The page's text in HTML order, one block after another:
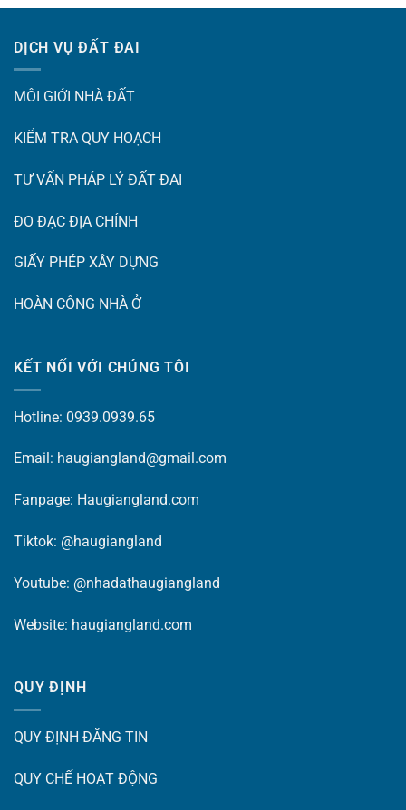
DỊCH VỤ ĐẤT ĐAI
MÔI GIỚI NHÀ ĐẤT
KIỂM TRA QUY HOẠCH
TƯ VẤN PHÁP LÝ ĐẤT ĐAI
ĐO ĐẠC ĐỊA CHÍNH
GIẤY PHÉP XÂY DỰNG
HOÀN CÔNG NHÀ Ở
KẾT NỐI VỚI CHÚNG TÔI
Hotline: 0939.0939.65
Email: haugiangland@gmail.com
Fanpage: Haugiangland.com
Tiktok: @haugiangland
Youtube: @nhadathaugiangland
Website: haugiangland.com
QUY ĐỊNH
QUY ĐỊNH ĐĂNG TIN
QUY CHẾ HOẠT ĐỘNG